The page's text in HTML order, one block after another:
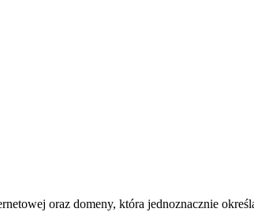
oraz domeny, która jednoznacznie